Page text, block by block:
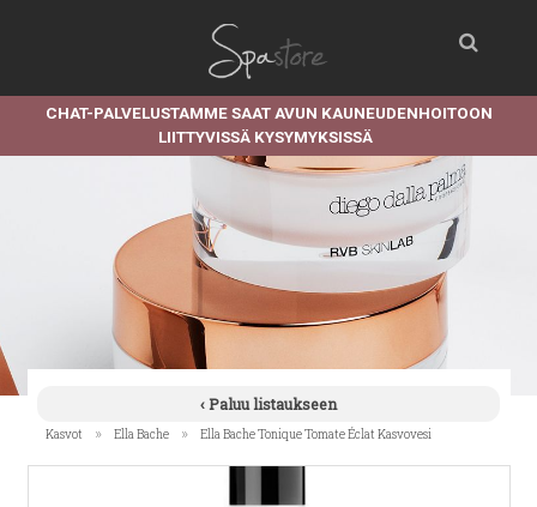
CHAT-PALVELUSTAMME SAAT AVUN KAUNEUDENHOITOON
LIITTYVISSÄ KYSYMYKSISSÄ
‹ Paluu listaukseen
Kasvot » Ella Bache » Ella Bache Tonique Tomate Éclat Kasvovesi